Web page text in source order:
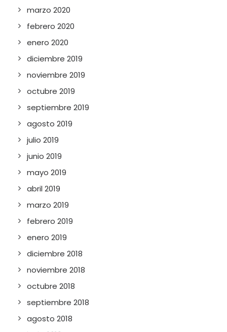
marzo 2020
febrero 2020
enero 2020
diciembre 2019
noviembre 2019
octubre 2019
septiembre 2019
agosto 2019
julio 2019
junio 2019
mayo 2019
abril 2019
marzo 2019
febrero 2019
enero 2019
diciembre 2018
noviembre 2018
octubre 2018
septiembre 2018
agosto 2018